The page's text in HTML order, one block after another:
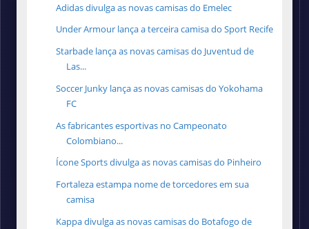
Adidas divulga as novas camisas do Emelec
Under Armour lança a terceira camisa do Sport Recife
Starbade lança as novas camisas do Juventud de
Las...
Soccer Junky lança as novas camisas do Yokohama
FC
As fabricantes esportivas no Campeonato
Colombiano...
Ícone Sports divulga as novas camisas do Pinheiro
Fortaleza estampa nome de torcedores em sua
camisa
Kappa divulga as novas camisas do Botafogo de